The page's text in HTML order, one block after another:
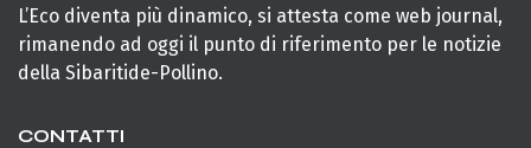
L’Eco diventa più dinamico, si attesta come web journal,
rimanendo ad oggi il punto di riferimento per le notizie
della Sibaritide-Pollino.
CONTATTI